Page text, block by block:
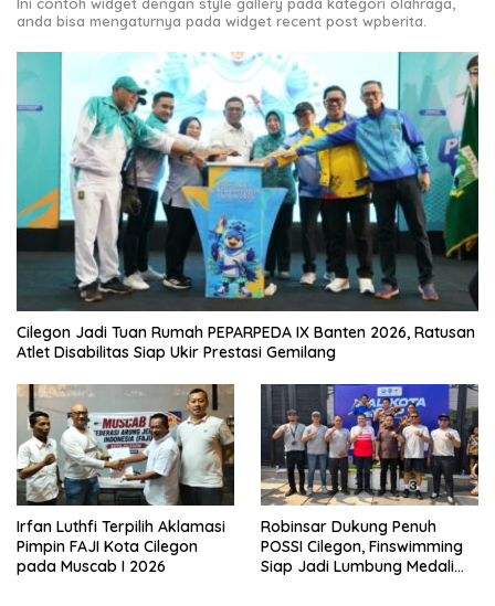
anda bisa mengaturnya pada widget recent post wpberita.
Cilegon Jadi Tuan Rumah PEPARPEDA IX Banten 2026, Ratusan
Atlet Disabilitas Siap Ukir Prestasi Gemilang
Irfan Luthfi Terpilih Aklamasi
Pimpin FAJI Kota Cilegon
pada Muscab I 2026
Robinsar Dukung Penuh
POSSI Cilegon, Finswimming
Siap Jadi Lumbung Medali